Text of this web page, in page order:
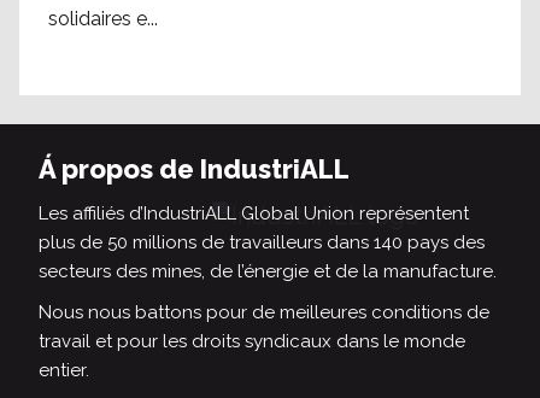
solidaires e...
Á propos de IndustriALL
Les affiliés d’IndustriALL Global Union représentent
plus de 50 millions de travailleurs dans 140 pays des
secteurs des mines, de l’énergie et de la manufacture.
Nous nous battons pour de meilleures conditions de
travail et pour les droits syndicaux dans le monde
entier.